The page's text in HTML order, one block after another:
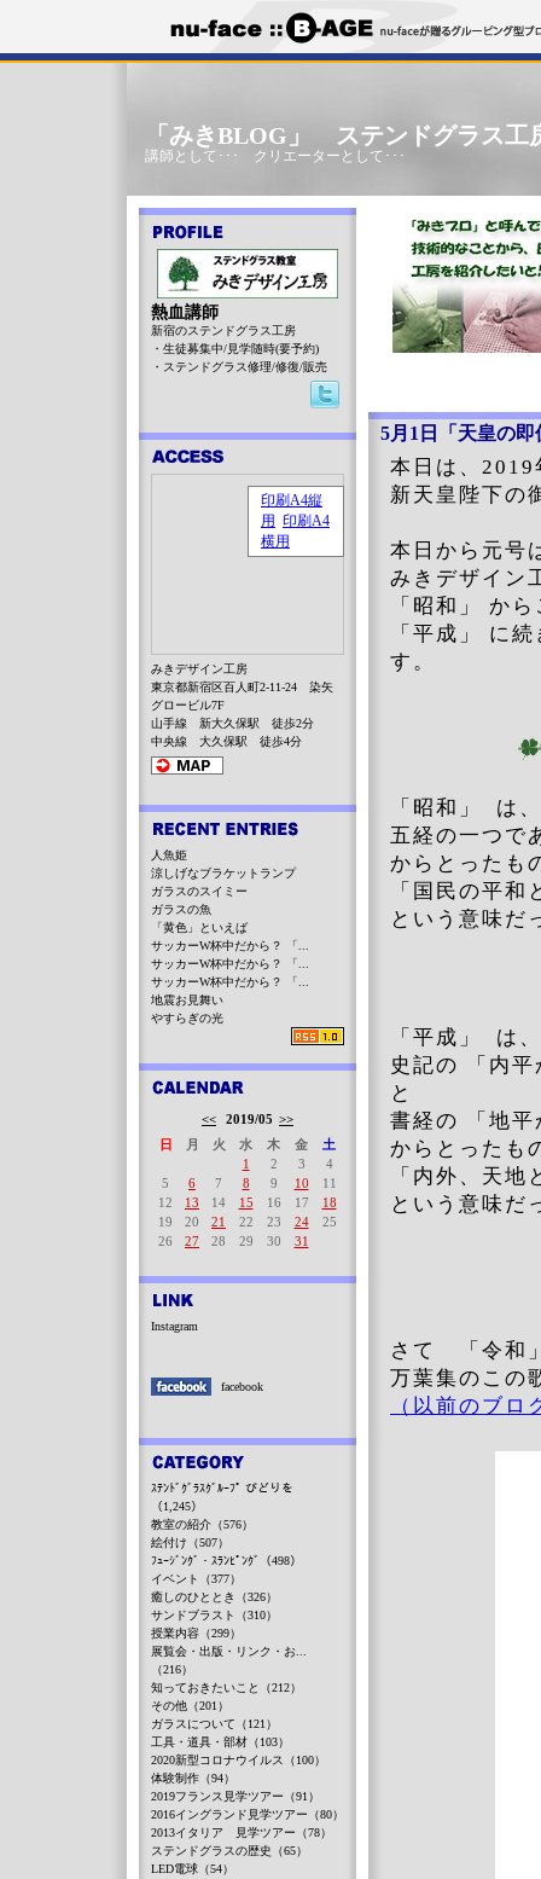
「みきBLOG」 ステンドグラス工
講師として･･･ クリエーターとして･･･
5月1日「天皇の即
本日は、
新天皇陛下の
本日から元号
みきデザイン
「昭和」 か
「平成」 に
す。
「昭和」 は、
五経の一つ
からとったも
「国民の平
という意味だ
「平成」 は、
史記の 「内
と
書経の 「地
からとったも
「内外、天
という意味だ
さて 「令和
万葉集のこの
（以前のブ
熱血講師
新宿のステンドグラス工房
・生徒募集中/見学随時(要予約)
・ステンドグラス修理/修復/販売
みきデザイン工房
東京都新宿区百人町2-11-24 染矢
グロービル7F
山手線 新大久保駅 徒歩2分
中央線 大久保駅 徒歩4分
人魚姫
涼しげなブラケットランプ
ガラスのスイミー
ガラスの魚
「黄色」といえば
サッカーW杯中だから？ 「...
サッカーW杯中だから？ 「...
サッカーW杯中だから？ 「...
地震お見舞い
やすらぎの光
<< 2019/05 >>
日
月 火 水 木 金
土
1
2 3
4
5
6 7 8 9 10
11
12
13 14 15 16 17
18
19
20 21 22 23 24
25
26
27 28 29 30 31
Instagram
facebook
ｽﾃﾝﾄﾞｸﾞﾗｽｸﾞﾙｰﾌﾟ びどりを
（1,245）
教室の紹介（576）
絵付け（507）
ﾌｭｰｼﾞﾝｸﾞ・ｽﾗﾝﾋﾟﾝｸﾞ（498）
イベント（377）
癒しのひととき（326）
サンドブラスト（310）
授業内容（299）
展覧会・出版・リンク・お...
（216）
知っておきたいこと（212）
その他（201）
ガラスについて（121）
工具・道具・部材（103）
2020新型コロナウイルス（100）
体験制作（94）
2019フランス見学ツアー（91）
2016イングランド見学ツアー（80）
2013イタリア 見学ツアー（78）
ステンドグラスの歴史（65）
LED電球（54）